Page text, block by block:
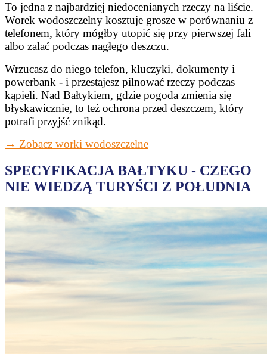
To jedna z najbardziej niedocenianych rzeczy na liście.
Worek wodoszczelny kosztuje grosze w porównaniu z
telefonem, który mógłby utopić się przy pierwszej fali
albo zalać podczas nagłego deszczu.
Wrzucasz do niego telefon, kluczyki, dokumenty i
powerbank - i przestajesz pilnować rzeczy podczas
kąpieli. Nad Bałtykiem, gdzie pogoda zmienia się
błyskawicznie, to też ochrona przed deszczem, który
potrafi przyjść znikąd.
→ Zobacz worki wodoszczelne
SPECYFIKACJA BAŁTYKU - CZEGO
NIE WIEDZĄ TURYŚCI Z POŁUDNIA